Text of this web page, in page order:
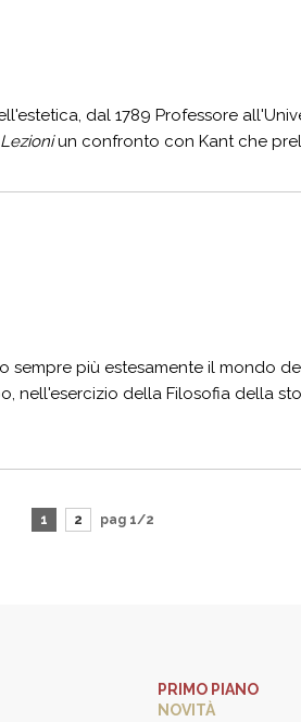
dal 1789 Professore
Lezioniun confronto con Kant che
più estesamente il mondo
nell'esercizio della Filosofia della
1 2 pag 1/2
PRIMO PIANO
NOVITÀ